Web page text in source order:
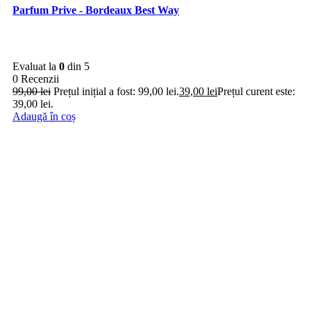
Parfum Prive - Bordeaux Best Way
Evaluat la 0 din 5
0 Recenzii
99,00lei Prețul inițial a fost: 99,00 lei.39,00 leiPrețul curent este:
39,00 lei.
Adaugă în coș